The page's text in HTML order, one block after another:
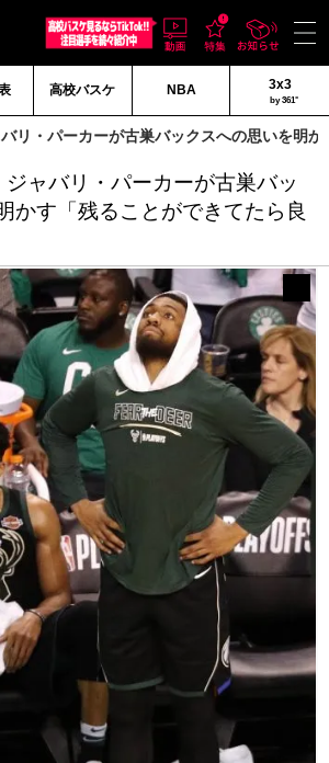
高校バスケ NBA 3x3
by 361°
リ・パーカーが古巣バックスへの思いを明
ジャバリ・パーカーが古巣バッ
かす「残ることができてたら良